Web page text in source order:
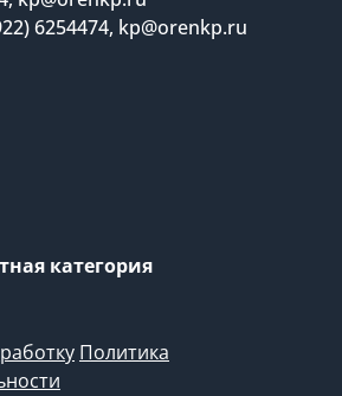
6254474, kp@orenkp.ru
категория
Политика